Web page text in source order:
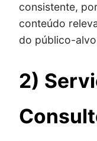
consistente,
conteúdo
do público-
2)